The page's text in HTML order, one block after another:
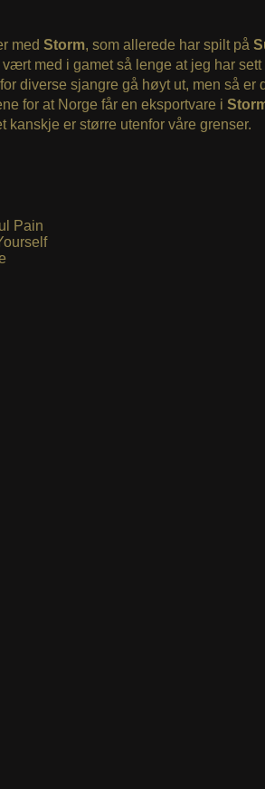
med Storm, som allerede har spilt på
med i gamet så lenge at jeg har
diverse sjangre gå høyt ut, men så er
for at Norge får en eksportvare i
kanskje er større utenfor våre grenser.
Pain